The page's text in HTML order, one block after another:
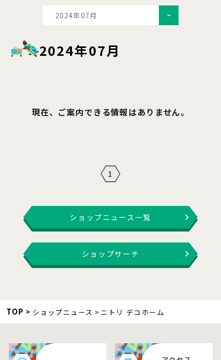
2024年07月
2024年07月
現在、ご案内できる情報はありません。
1
ショップニュース一覧
ショップサーチ
TOP ショップニュース ニトリ デコホーム